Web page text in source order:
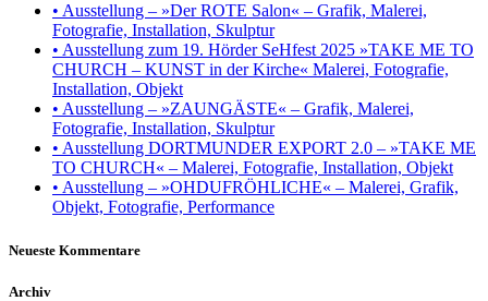
• Ausstellung – »Der ROTE Salon« – Grafik, Malerei,
Fotografie, Installation, Skulptur
• Ausstellung zum 19. Hörder SeHfest 2025 »TAKE ME TO
CHURCH – KUNST in der Kirche« Malerei, Fotografie,
Installation, Objekt
• Ausstellung – »ZAUNGÄSTE« – Grafik, Malerei,
Fotografie, Installation, Skulptur
• Ausstellung DORTMUNDER EXPORT 2.0 – »TAKE ME
TO CHURCH« – Malerei, Fotografie, Installation, Objekt
• Ausstellung – »OHDUFRÖHLICHE« – Malerei, Grafik,
Objekt, Fotografie, Performance
Neueste Kommentare
Archiv